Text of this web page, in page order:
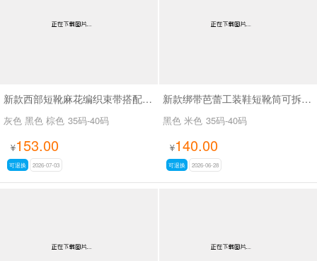
新款西部短靴麻花编织束带搭配金属扣SA8035
灰色 黑色 棕色 35码-40码
¥153.00
可退换 2026-07-03
新款绑带芭蕾工装鞋短靴筒可拆SA8031
黑色 米色 35码-40码
¥140.00
可退换 2026-06-28